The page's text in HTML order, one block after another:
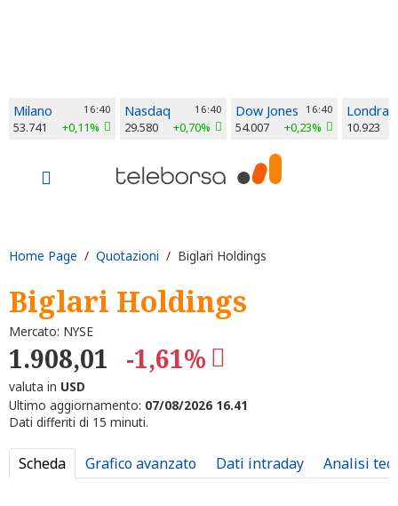
Milano 16:40
53.741 +0,11%
Nasdaq 16:40
29.580 +0,70%
Dow Jones 16:40
54.007 +0,23%
Londra
10.923
Home Page / Quotazioni / Biglari Holdings
Biglari Holdings
Mercato: NYSE
1.908,01 -1,61%
valuta in USD
Ultimo aggiornamento: 07/08/2026 16.41
Dati differiti di 15 minuti.
Scheda Grafico avanzato Dati intraday Analisi